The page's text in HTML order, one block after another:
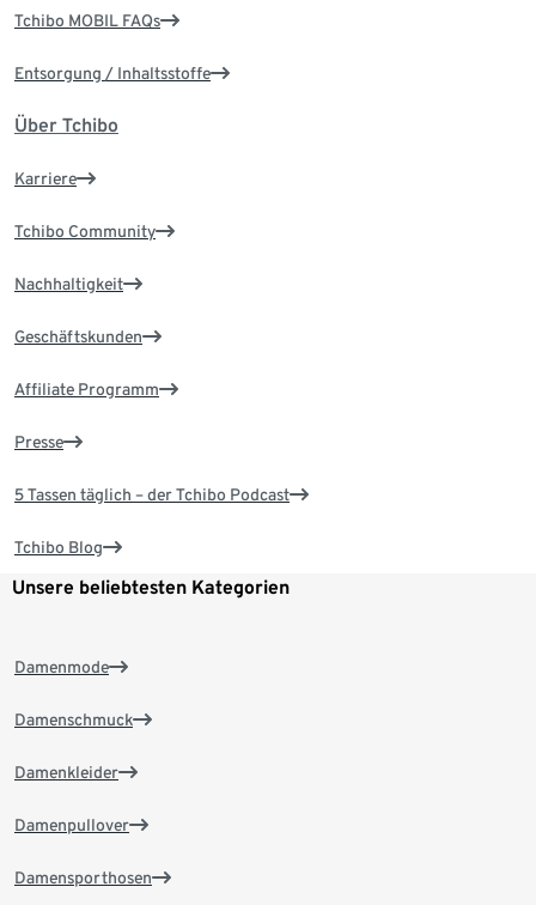
Tchibo MOBIL FAQs
Entsorgung / Inhaltsstoffe
Über Tchibo
Karriere
Tchibo Community
Nachhaltigkeit
Geschäftskunden
Affiliate Programm
Presse
5 Tassen täglich – der Tchibo Podcast
Tchibo Blog
Unsere beliebtesten Kategorien
Damenmode
Damenschmuck
Damenkleider
Damenpullover
Damensporthosen